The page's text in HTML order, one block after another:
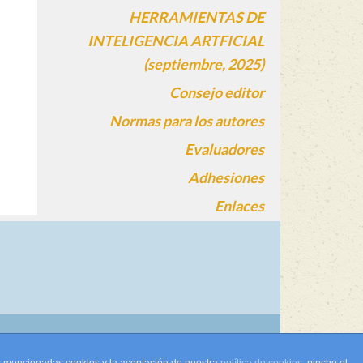
HERRAMIENTAS DE
INTELIGENCIA ARTFICIAL
(septiembre, 2025)
Consejo editor
Normas para los autores
Evaluadores
Adhesiones
Enlaces